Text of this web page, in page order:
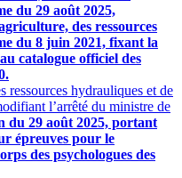
du 29 août 2025,
des ressources
du 8 juin 2021, fixant la
catalogue officiel des
ressources hydrauliques et de
l’arrêté du ministre de
du 29 août 2025, portant
épreuves pour le
des psychologues des